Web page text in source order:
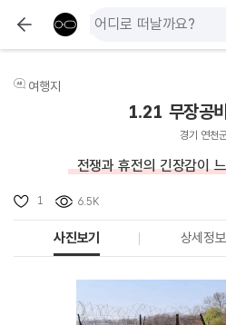
여행지
1.21 무장공
경기 연천
전쟁과 휴전의 긴장감이
1 6.5K
사진보기 상세정보